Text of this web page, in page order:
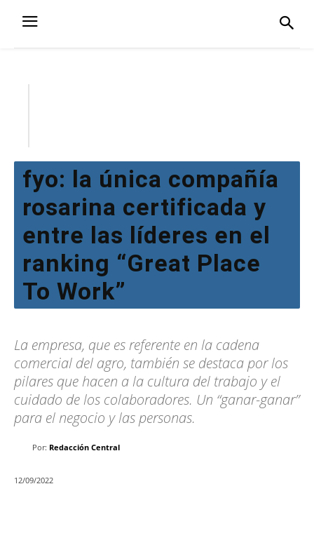
fyo: la única compañía
rosarina certificada y
entre las líderes en el
ranking “Great Place
To Work”
La empresa, que es referente en la cadena
comercial del agro, también se destaca por los
pilares que hacen a la cultura del trabajo y el
cuidado de los colaboradores. Un “ganar-ganar”
para el negocio y las personas.
Por: Redacción Central
12/09/2022